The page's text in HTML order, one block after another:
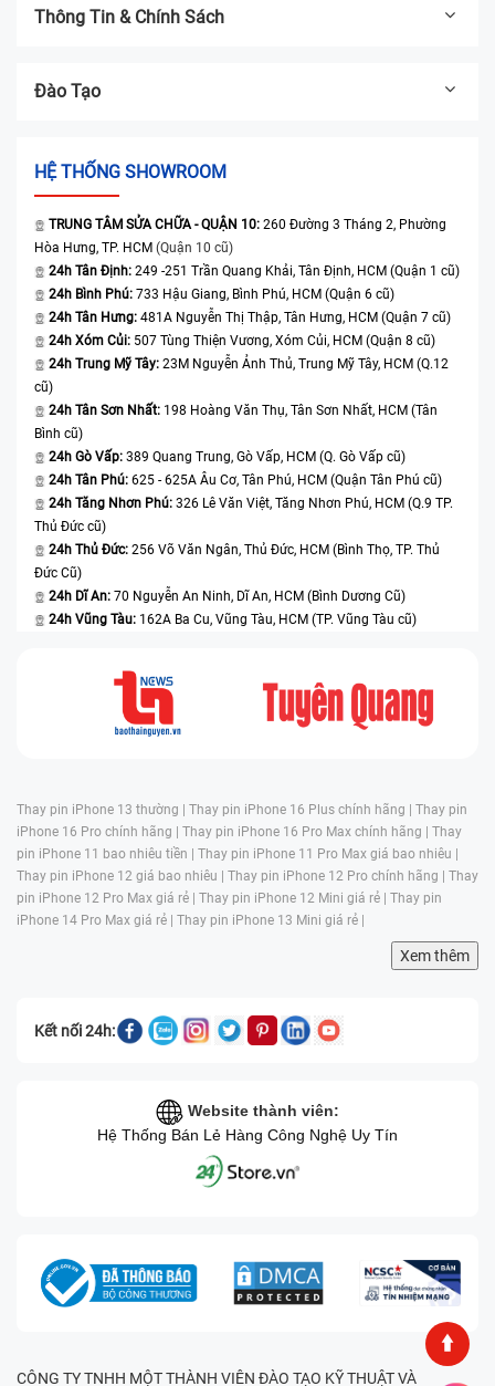
Thông Tin & Chính Sách
Đào Tạo
HỆ THỐNG SHOWROOM
TRUNG TÂM SỬA CHỮA - QUẬN 10: 260 Đường 3 Tháng 2, Phường
Hòa Hưng, TP. HCM (Quận 10 cũ)
24h Tân Định: 249 -251 Trần Quang Khải, Tân Định, HCM (Quận 1 cũ)
24h Bình Phú: 733 Hậu Giang, Bình Phú, HCM (Quận 6 cũ)
24h Tân Hưng: 481A Nguyễn Thị Thập, Tân Hưng, HCM (Quận 7 cũ)
24h Xóm Củi: 507 Tùng Thiện Vương, Xóm Củi, HCM (Quận 8 cũ)
24h Trung Mỹ Tây: 23M Nguyễn Ảnh Thủ, Trung Mỹ Tây, HCM (Q.12
cũ)
24h Tân Sơn Nhất: 198 Hoàng Văn Thụ, Tân Sơn Nhất, HCM (Tân
Bình cũ)
24h Gò Vấp: 389 Quang Trung, Gò Vấp, HCM (Q. Gò Vấp cũ)
24h Tân Phú: 625 - 625A Âu Cơ, Tân Phú, HCM (Quận Tân Phú cũ)
24h Tăng Nhơn Phú: 326 Lê Văn Việt, Tăng Nhơn Phú, HCM (Q.9 TP.
Thủ Đức cũ)
24h Thủ Đức: 256 Võ Văn Ngân, Thủ Đức, HCM (Bình Thọ, TP. Thủ
Đức Cũ)
24h Dĩ An: 70 Nguyễn An Ninh, Dĩ An, HCM (Bình Dương Cũ)
24h Vũng Tàu: 162A Ba Cu, Vũng Tàu, HCM (TP. Vũng Tàu cũ)
Thay pin iPhone 13 thường | Thay pin iPhone 16 Plus chính hãng | Thay pin
iPhone 16 Pro chính hãng | Thay pin iPhone 16 Pro Max chính hãng | Thay
pin iPhone 11 bao nhiêu tiền | Thay pin iPhone 11 Pro Max giá bao nhiêu |
Thay pin iPhone 12 giá bao nhiêu | Thay pin iPhone 12 Pro chính hãng | Thay
pin iPhone 12 Pro Max giá rẻ | Thay pin iPhone 12 Mini giá rẻ | Thay pin
iPhone 14 Pro Max giá rẻ | Thay pin iPhone 13 Mini giá rẻ |
Xem thêm
Kết nối 24h:
Website thành viên:
Hệ Thống Bán Lẻ Hàng Công Nghệ Uy Tín
CÔNG TY TNHH MỘT THÀNH VIÊN ĐÀO TẠO KỸ THUẬT VÀ